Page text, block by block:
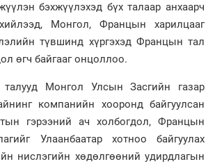
бэхжүүлэхэд бүх талаар анхаарч
Монгол, Францын харилцааг
түвшинд хүргэхэд Францын тал
өгч байгааг онцоллоо.
талууд Монгол Улсын Засгийн газар
компанийн хооронд байгуулсан
гэрээний ач холбогдол, Францын
Улаанбаатар хотноо байгуулах
нислэгийн хөдөлгөөний удирдлагын